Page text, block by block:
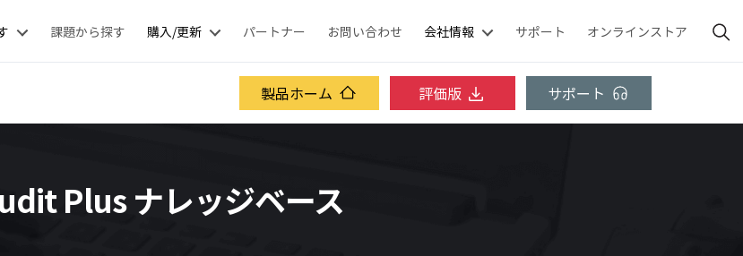
課題から探す 購入/更新 パートナー お問い合わせ 会社情報 サポート オンラインストア
製品ホーム 評価版 サポート
Plus ナレッジベース